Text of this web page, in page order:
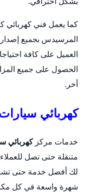
كما يعمل فني كهربائي
المرسيدس بجميع
العميل على كافة
الحصول على جميع
أخر.
كهربائي
خدمات مركزكهربائي
متنقلة حتى تصل
لك أفضل خدمة حتى تشعر
شهرة واسعة في كل مكان